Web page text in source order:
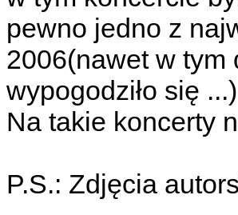
pewno jedno z
2006(nawet w tym
wypogodziło się ...)
Na takie koncerty
P.S.: Zdjęcia